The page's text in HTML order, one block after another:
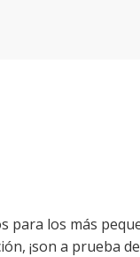
para los más
¡son a prueba